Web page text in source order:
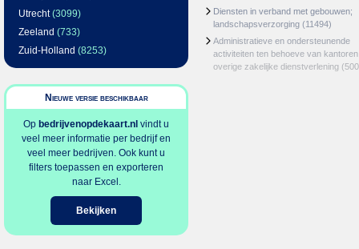
Utrecht(3099)
Zeeland (733)
Zuid-Holland (8253)
Nieuwe versie beschikbaar
Op bedrijvenopdekaart.nl vindt u
veel meer informatie per bedrijf en
veel meer bedrijven. Ook kunt u
filters toepassen en exporteren
naar Excel.
Bekijken
Diensten in verband met gebouwen;
landschapsverzorging (11494)
Administratieve en ondersteunende
activiteiten ten behoeve van
overige zakelijke dienstverlening